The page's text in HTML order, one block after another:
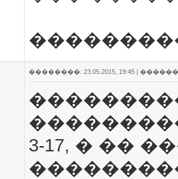
��������: 23.05.2015, 19:45 |
3-17, � ��